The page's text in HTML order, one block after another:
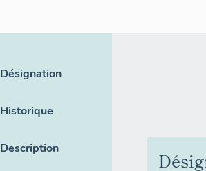
Désignation
Historique
Description